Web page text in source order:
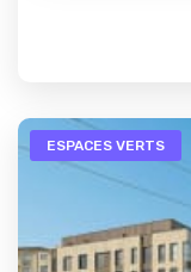
ESPACES VERTS